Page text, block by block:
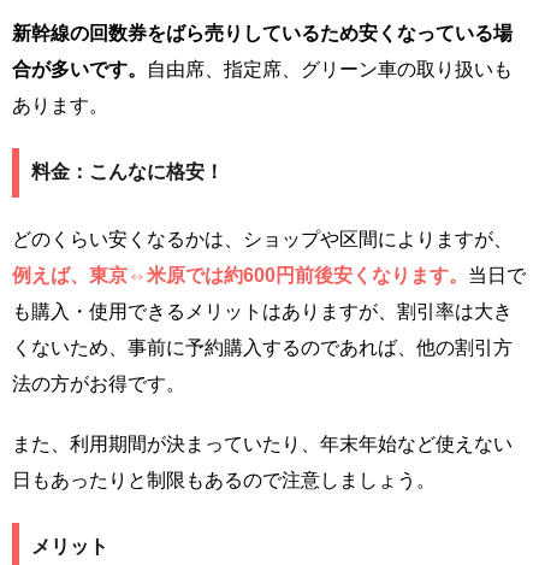
新幹線の回数券をばら売りしているため安くなっている場
合が多いです。
自由席、指定席、グリーン車の取り扱いも
あります。
料金：こんなに格安！
どのくらい安くなるかは、ショップや区間によりますが、
例えば、東京⇔米原では約600円前後安くなります。 当日で
も購入・使用できるメリットはありますが、割引率は大き
くないため、事前に予約購入するのであれば、他の割引方
法の方がお得です。
また、利用期間が決まっていたり、年末年始など使えない
日もあったりと制限もあるので注意しましょう。
メリット